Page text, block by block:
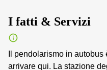
I fatti & Servizi
Il pendolarismo in
arrivare qui. La stazione